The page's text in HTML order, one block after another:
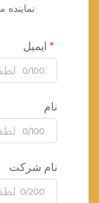
ایمیل
0/100
نام
0/100
نام شرکت
0/200